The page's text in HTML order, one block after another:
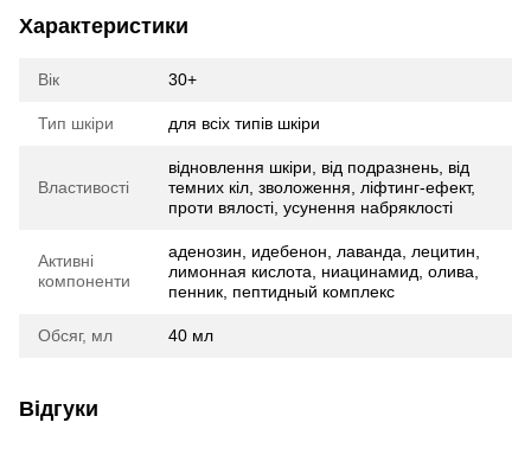
Характеристики
Вік 30+
Тип шкіри для всіх типів шкіри
Властивості
відновлення шкіри, від подразнень, від
темних кіл, зволоження, ліфтинг-ефект,
проти вялості, усунення набряклості
Активні
компоненти
аденозин, идебенон, лаванда, лецитин,
лимонная кислота, ниацинамид, олива,
пенник, пептидный комплекс
Обсяг, мл 40 мл
Відгуки